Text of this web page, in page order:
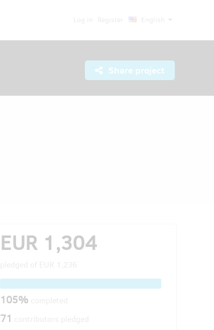
Share project
EUR 1,304
105%
71